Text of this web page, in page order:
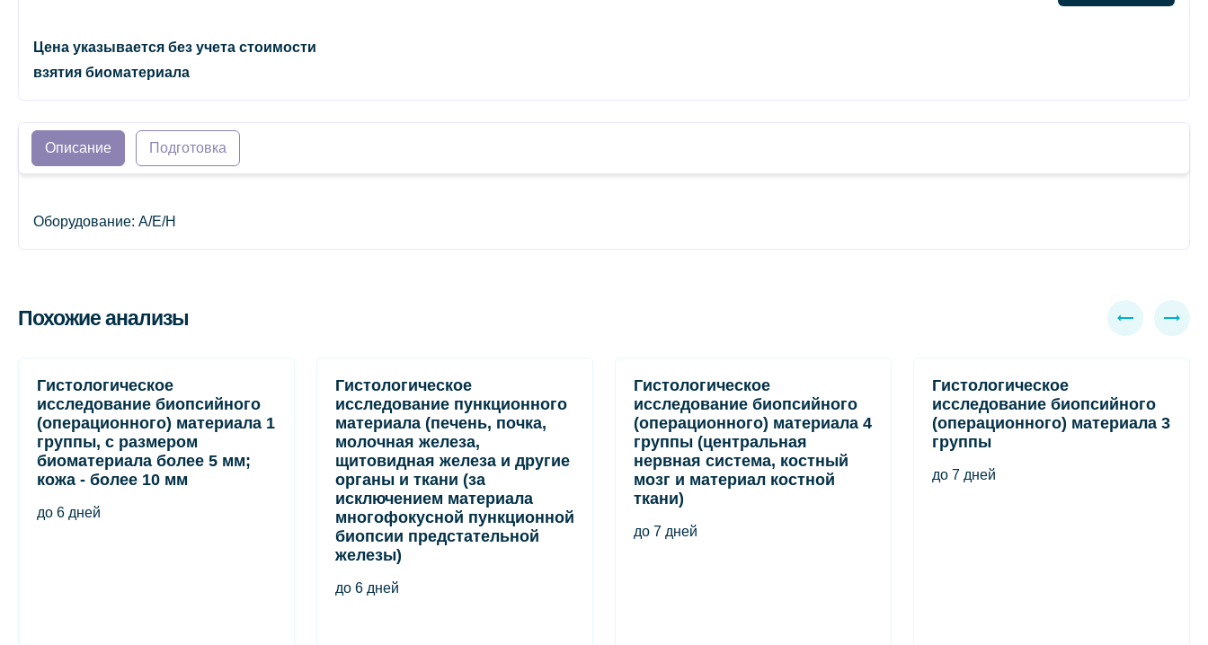
Цена указывается без учета стоимости
взятия биоматериала
Описание Подготовка
Оборудование: A/E/H
Похожие анализы
Гистологическое
исследование биопсийного
(операционного) материала 1
группы, с размером
биоматериала более 5 мм;
кожа - более 10 мм
до 6 дней
Гистологическое
исследование пункционного
материала (печень, почка,
молочная железа,
щитовидная железа и другие
органы и ткани (за
исключением материала
многофокусной пункционной
биопсии предстательной
железы)
до 6 дней
Гистологическое
исследование биопсийного
(операционного) материала 4
группы (центральная
нервная система, костный
мозг и материал костной
ткани)
до 7 дней
Гистологическое
исследование биопсийного
(операционного) материала 3
группы
до 7 дней